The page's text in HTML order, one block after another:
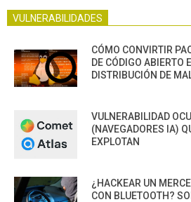
VULNERABILIDADES
CÓMO CONVIRTIR
DE CÓDIGO ABIERTO
DISTRIBUCIÓN DE
VULNERABILIDAD
(NAVEGADORES IA)
EXPLOTAN
¿HACKEAR UN
CON BLUETOOTH?